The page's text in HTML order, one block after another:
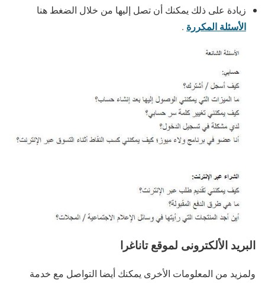
زيادة على ذلك يمكنك أن تصل إليها من خلال الضغط هنا
الأسئلة المكررة .
البريد الألكترونى لموقع تاناغرا
ولمزيد من المعلومات الأخرى يمكنك أيضا التواصل مع خدمة